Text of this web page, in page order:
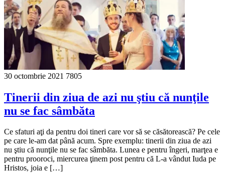
30 octombrie 2021 7805
Tinerii din ziua de azi nu ştiu că nunţile
nu se fac sâmbăta
Ce sfaturi aţi da pentru doi tineri care vor să se căsătorească? Pe cele
pe care le-am dat până acum. Spre exemplu: tinerii din ziua de azi
nu ştiu că nunţile nu se fac sâmbăta. Lunea e pentru îngeri, marţea e
pentru prooroci, miercurea ţinem post pentru că L-a vândut Iuda pe
Hristos, joia e […]